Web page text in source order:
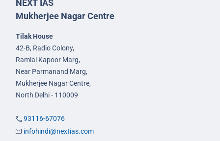
NEXT IAS
Mukherjee Nagar Centre
Tilak House
42-B, Radio Colony,
Ramlal Kapoor Marg,
Near Parmanand Marg,
Mukherjee Nagar Centre,
North Delhi - 110009
93116-67076
infohindi@nextias.com